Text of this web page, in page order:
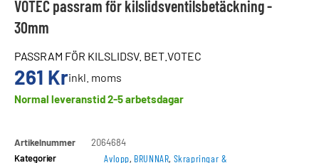
VOTEC passram för kilslidsventilsbetäckning -
30mm
PASSRAM FÖR KILSLIDSV. BET.VOTEC
261 Krinkl. moms
Normal leveranstid 2-5 arbetsdagar
Artikelnummer
2064684
Kategorier
Avlopp, BRUNNAR, Skrapringar &